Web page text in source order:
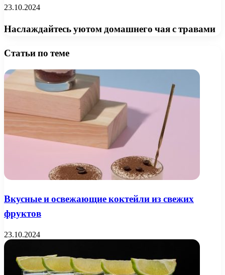
23.10.2024
Наслаждайтесь уютом домашнего чая с травами
Статьи по теме
Вкусные и освежающие коктейли из свежих
фруктов
23.10.2024